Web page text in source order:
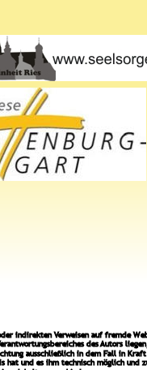
indirekten Verweisen auf fremde
des Autors
ausschließlich in dem Fall in
hat und es ihm technisch möglich und